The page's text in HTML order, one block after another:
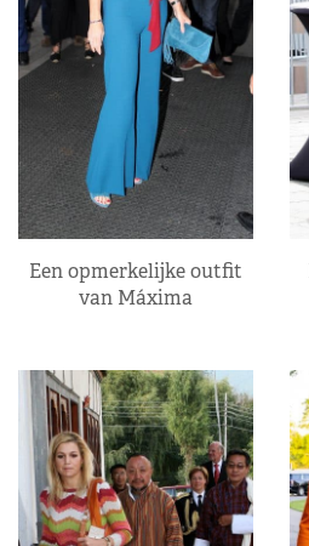
Een opmerkelijke outfit
van Máxima